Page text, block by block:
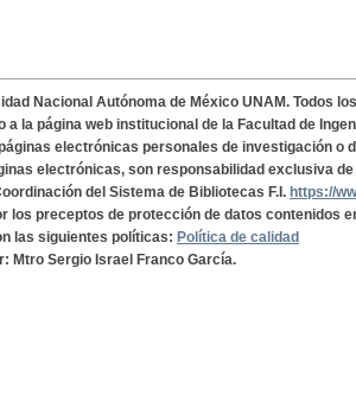
Nacional Autónoma de México UNAM. Todos
a la página web institucional de la Facultad de
electrónicas personales de investigación o
electrónicas, son responsabilidad exclusiva
del Sistema de Bibliotecas F.I. https://
los preceptos de protección de datos contenidos
las siguientes políticas: Política de calidad
Mtro Sergio Israel Franco García.